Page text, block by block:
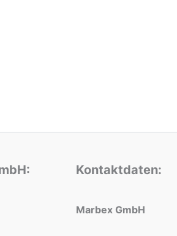
Kontaktdaten:
Marbex GmbH